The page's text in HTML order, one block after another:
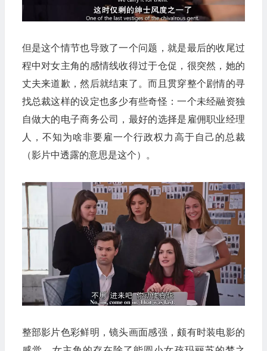
但是这个情节也导致了一个问题，就是最后的收尾过
程中对女主角的感情线收得过于仓促，很突然，她的
丈夫来道歉，然后就结束了。而且贯穿整个剧情的寻
找总裁这样的设定也多少有些奇怪：一个未经融资独
自做大的电子商务公司，最好的选择是雇佣职业经理
人，不知为啥非要雇一个行政权力高于自己的总裁
（影片中透露的意思是这个）。
整部影片色彩鲜明，镜头画面感强，颇有时装电影的